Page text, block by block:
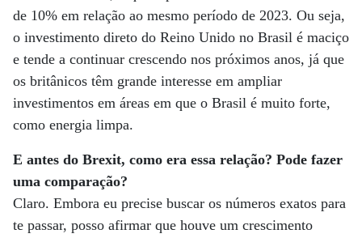
de 10% em relação ao mesmo período de 2023. Ou seja,
o investimento direto do Reino Unido no Brasil é maciço
e tende a continuar crescendo nos próximos anos, já que
os britânicos têm grande interesse em ampliar
investimentos em áreas em que o Brasil é muito forte,
como energia limpa.
E antes do Brexit, como era essa relação? Pode fazer
uma comparação?
Claro. Embora eu precise buscar os números exatos para
te passar, posso afirmar que houve um crescimento